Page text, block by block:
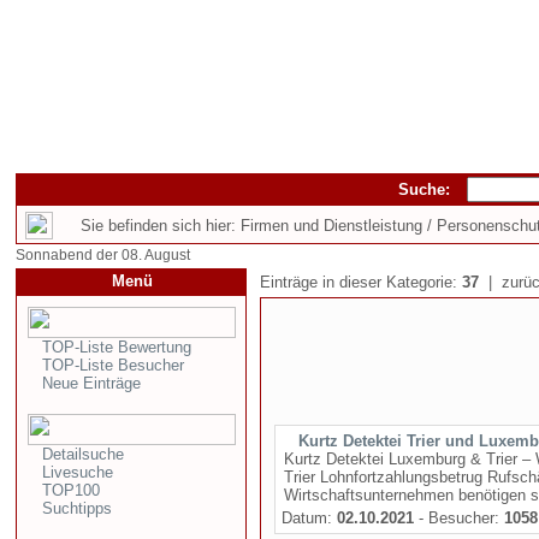
Suche:
Sie befinden sich hier: Firmen und Dienstleistung /
Sonnabend der 08. August
Menü
TOP-Liste Bewertung
TOP-Liste Besucher
Neue Einträge
Detailsuche
Livesuche
TOP100
Suchtipps
Einträge in dieser Kategorie: 37 |
Kurtz Detektei Trier und
Kurtz Detektei Luxemburg & Trier
Trier Lohnfortzahlungsbetrug
Wirtschaftsunternehmen benötigen
Datum: 02.10.2021 - Besucher: 1058